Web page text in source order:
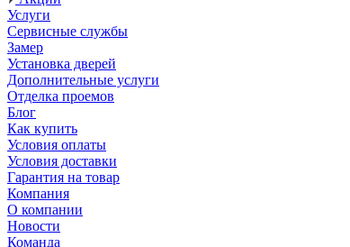
Услуги
Сервисные службы
Замер
Установка дверей
Дополнительные услуги
Отделка проемов
Блог
Как купить
Условия оплаты
Условия доставки
Гарантия на товар
Компания
О компании
Новости
Команда